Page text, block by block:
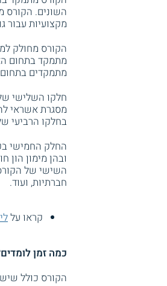
השונים. הקורס
מקצועיות עבור
הקורס מחולק
מתמקד בתחום
מתמקדים בתחום
חלקו השלישי
מסגרת אשראי
בחלקו הרביעי
החלק החמישי
ובהן מימון
השישי של
חברתיות, ועוד.
קראו על
כמה זמן
הקורס כולל